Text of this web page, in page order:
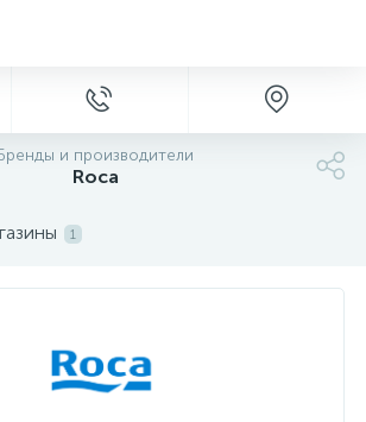
и производители
Roca
1